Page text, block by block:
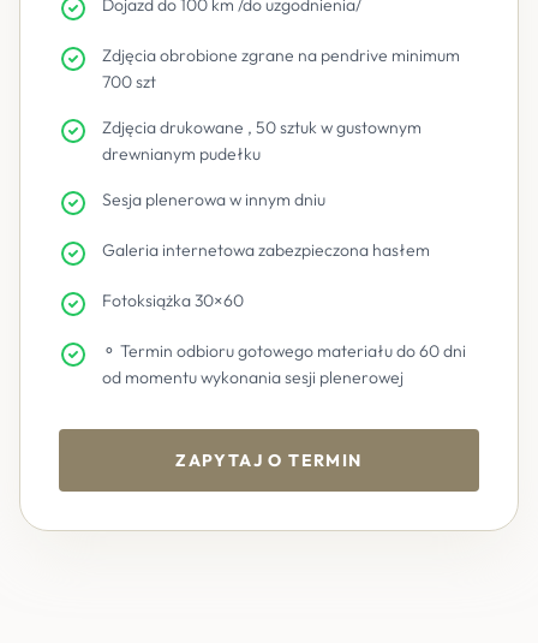
Dojazd do 100 km /do uzgodnienia/
Zdjęcia obrobione zgrane na pendrive minimum
700 szt
Zdjęcia drukowane , 50 sztuk w gustownym
drewnianym pudełku
Sesja plenerowa w innym dniu
Galeria internetowa zabezpieczona hasłem
Fotoksiążka 30×60
⚬ Termin odbioru gotowego materiału do 60 dni
od momentu wykonania sesji plenerowej
ZAPYTAJ O TERMIN